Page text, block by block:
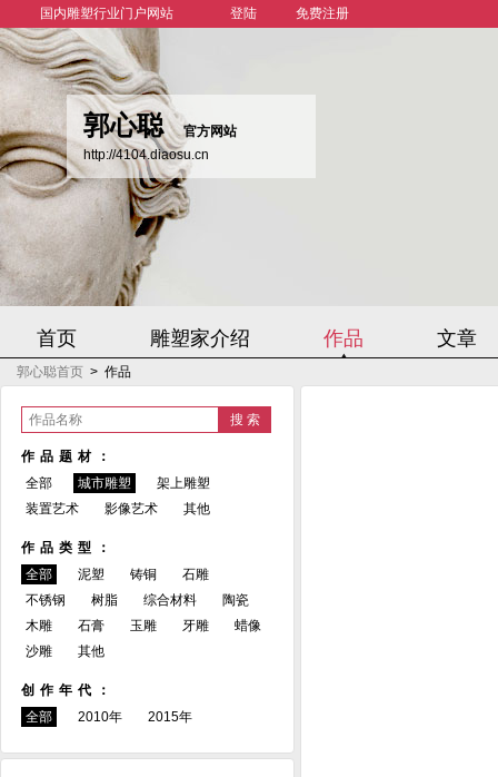
国内雕塑行业门户网站 登陆 免费注册
郭心聪
官方网站
http://4104.diaosu.cn
首页 雕塑家介绍 作品 文章
郭心聪首页 > 作品
作品名称
作品题材：
全部
城市雕塑
架上雕塑
装置艺术
影像艺术 其他
作品类型：
全部
泥塑 铸铜
石雕
不锈钢
树脂 综合材料
陶瓷
木雕
石膏 玉雕 牙雕
蜡像
沙雕
其他
创作年代：
全部
2010年 2015年